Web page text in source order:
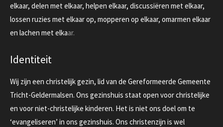
elkaar, delen met elkaar, helpen elkaar, discussiëren met elkaar,
lossen ruzies met elkaar op, mopperen op elkaar, omarmen elkaar
en lachen met elkaar.
Identiteit
Wij zijn een christelijk gezin, lid van de Gereformeerde Gemeente
Tricht-Geldermalsen. Ons gezinshuis staat open voor christelijke
en voor niet-christelijke kinderen. Het is niet ons doel om te
‘evangeliseren’ in ons gezinshuis. Ons christenzijn is wel